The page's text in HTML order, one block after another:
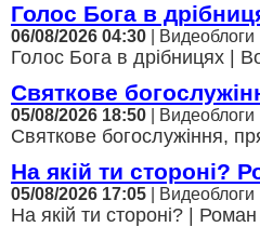
Голос Бога в
06/08/2026 04:30 | Видеоблоги
Голос Бога в дрібницях |
Святкове
05/08/2026 18:50 | Видеоблоги
Святкове богослужіння,
На якій ти стороні?
05/08/2026 17:05 | Видеоблоги
На якій ти стороні? |